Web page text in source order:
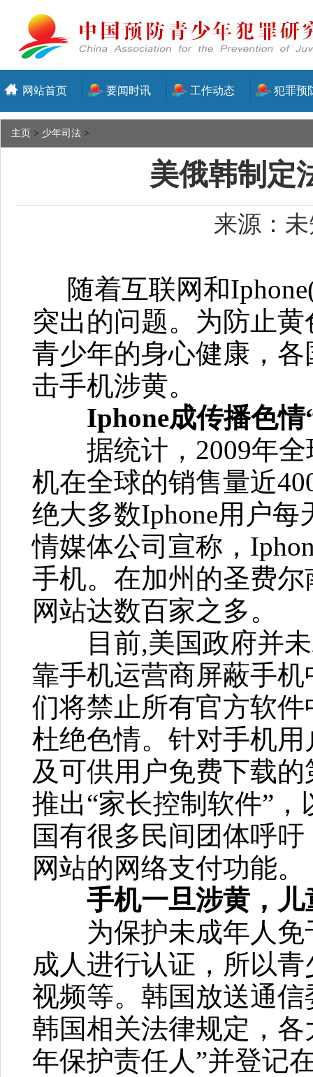
网站首页 要闻时讯 工作动态 犯罪预
主页 > 少年司法 >
美俄韩制定
来源：
随着互联网和
突出的问题。为防止
青少年的身心健康，
击手机涉黄。
Iphone成传播色情
据统计，2009年全
机在全球的销售量近
绝大多数Iphone用户
情媒体公司宣称，
手机。在加州的圣费
网站达数百家之多。
目前,美国政府并未
靠手机运营商屏蔽手
们将禁止所有官方软
杜绝色情。针对手机
及可供用户免费下载
推出“家长控制软件”
国有很多民间团体呼
网站的网络支付功能。
手机一旦涉黄，儿
为保护未成年人免
成人进行认证，所以
视频等。韩国放送通
韩国相关法律规定，
年保护责任人”并登记